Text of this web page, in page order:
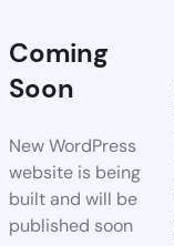
Coming
Soon
New WordPress
website is being
built and will be
published soon